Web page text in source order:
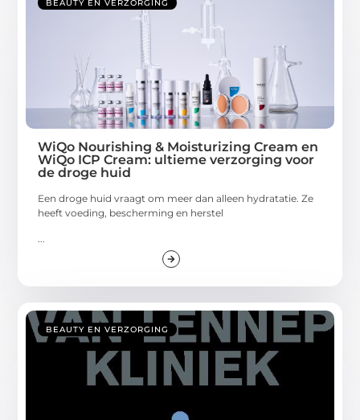
BEAUTY EN VERZORGING
WiQo Nourishing & Moisturizing Cream en
WiQo ICP Cream: ultieme verzorging voor
de droge huid
Een droge huid vraagt om meer dan alleen hydratatie. Ze
heeft voeding, bescherming en herstel
BEAUTY EN VERZORGING